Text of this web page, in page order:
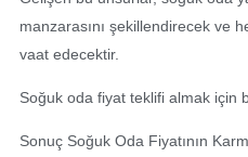
manzarasını şekillendirecek ve
vaat edecektir.
Soğuk oda fiyat teklifi almak için
Sonuç Soğuk Oda Fiyatının